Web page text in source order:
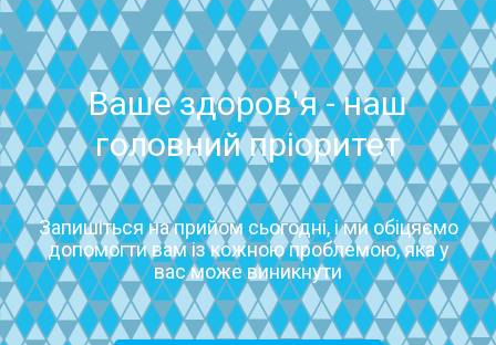
Ваше здоров'я - наш
головний пріоритет
Запишіться на прийом сьогодні, і ми обіцяємо
допомогти вам із кожною проблемою, яка у
вас може виникнути